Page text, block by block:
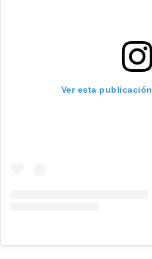
Ver esta